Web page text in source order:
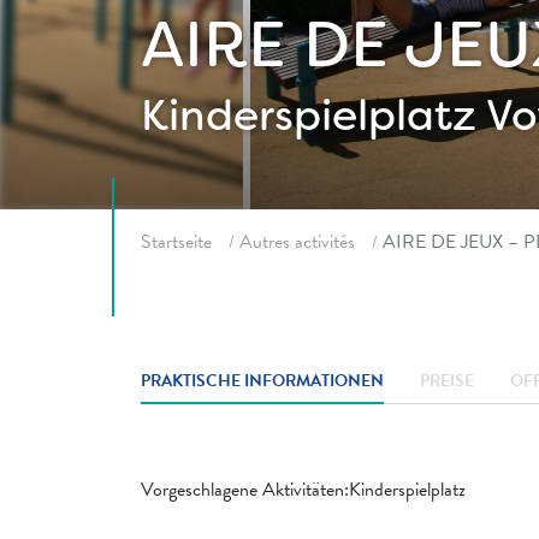
AIRE DE
Kinderspielplatz
Startseite Autres activités AIRE DE JEUX –
PRAKTISCHE INFORMATIONEN PREISE
Vorgeschlagene Aktivitäten:Kinderspielplatz